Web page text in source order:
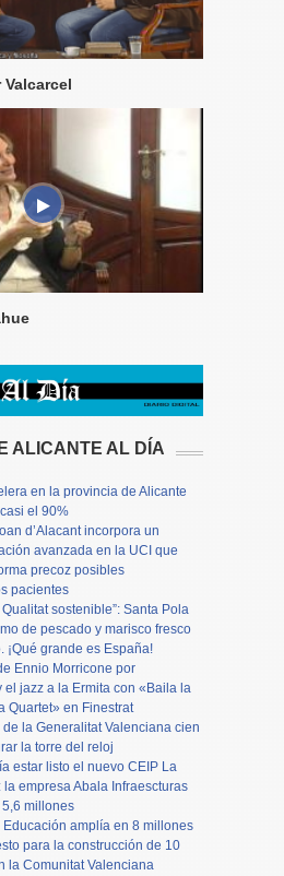
ALICANTE AL DÍA
en la provincia de Alicante
el 90%
d’Alacant incorpora un
avanzada en la UCI que
precoz posibles
pacientes
sostenible”: Santa Pola
de pescado y marisco fresco
¡Qué grande es España!
Ennio Morricone por
el jazz a la Ermita con «Baila la
Quartet» en Finestrat
la Generalitat Valenciana cien
la torre del reloj
estar listo el nuevo CEIP La
empresa Abala Infraescturas
millones
amplía en 8 millones
para la construcción de 10
la Comunitat Valenciana